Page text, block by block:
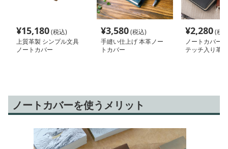
¥15,180(税込)
上質革製 シンプル文具
ノートカバー
¥3,580(税込)
手縫い仕上げ 本革ノー
トカバー
¥2,280(税
ノートカバー
テッチ入り革
ノートカバーを使うメリット